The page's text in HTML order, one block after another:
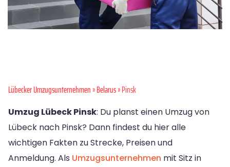
Lübecker Umzugsunternehmen»Belarus» Pinsk
Umzug Lübeck Pinsk: Du planst einen Umzug von
Lübeck nach Pinsk? Dann findest du hier alle
wichtigen Fakten zu Strecke, Preisen und
Anmeldung. Als Umzugsunternehmen mit Sitz in